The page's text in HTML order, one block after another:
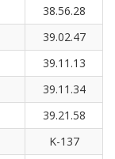
38.56.28
39.02.47
39.11.13
39.11.34
39.21.58
K-137